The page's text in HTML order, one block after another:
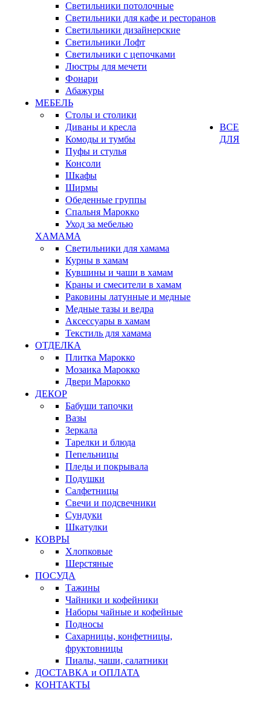
Светильники потолочные
Светильники для кафе и ресторанов
Светильники дизайнерские
Светильники Лофт
Светильники с цепочками
Люстры для мечети
Фонари
Абажуры
МЕБЕЛЬ
Столы и столики
Диваны и кресла
Комоды и тумбы
Пуфы и стулья
Консоли
Шкафы
Ширмы
Обеденные группы
Спальня Марокко
Уход за мебелью
ВСЕ
ДЛЯ
ХАМАМА
Светильники для хамама
Курны в хамам
Кувшины и чаши в хамам
Краны и смесители в хамам
Раковины латунные и медные
Медные тазы и ведра
Аксессуары в хамам
Текстиль для хамама
ОТДЕЛКА
Плитка Марокко
Мозаика Марокко
Двери Марокко
ДЕКОР
Бабуши тапочки
Вазы
Зеркала
Тарелки и блюда
Пепельницы
Пледы и покрывала
Подушки
Салфетницы
Свечи и подсвечники
Сундуки
Шкатулки
КОВРЫ
Хлопковые
Шерстяные
ПОСУДА
Тажины
Чайники и кофейники
Наборы чайные и кофейные
Подносы
Сахарницы, конфетницы,
фруктовницы
Пиалы, чаши, салатники
ДОСТАВКА и ОПЛАТА
КОНТАКТЫ